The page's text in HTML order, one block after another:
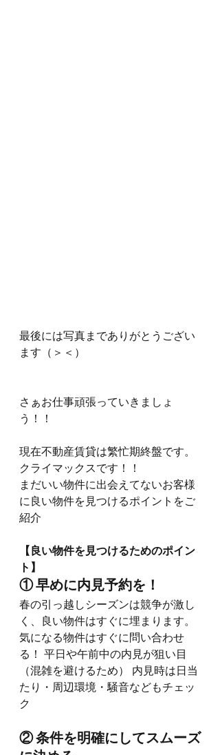
最後には写真までありがとうござい
ます（＞＜）
さぁお仕事頑張っていきましょ
う！！
現在不動産賃貸は繁忙期終盤です。
クライマックスです！！
まだいい物件に出会えてないお客様
に良い物件を見つけるポイントをご
紹介
【良い物件を見つけるためのポイン
ト】
① 早めに内見予約を！
春の引っ越しシーズンは競争が激し
く、良い物件はすぐに埋まります。
気になる物件はすぐに問い合わせ
る！ 平日や午前中の内見が狙い目
（混雑を避けるため） 内見時は日当
たり・周辺環境・騒音などもチェッ
ク
② 条件を明確にしてスムーズ